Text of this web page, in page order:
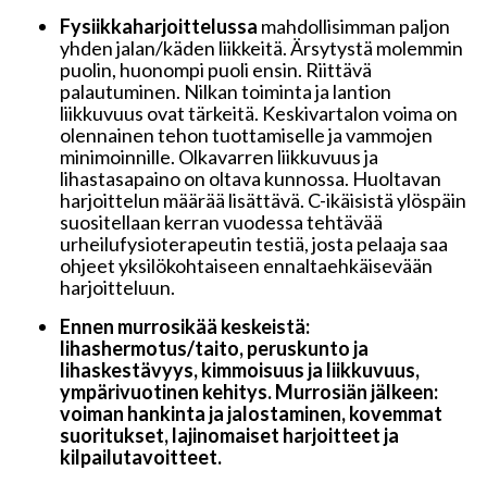
Fysiikkaharjoittelussa mahdollisimman paljon
yhden jalan/käden liikkeitä. Ärsytystä molemmin
puolin, huonompi puoli ensin. Riittävä
palautuminen. Nilkan toiminta ja lantion
liikkuvuus ovat tärkeitä. Keskivartalon voima on
olennainen tehon tuottamiselle ja vammojen
minimoinnille. Olkavarren liikkuvuus ja
lihastasapaino on oltava kunnossa. Huoltavan
harjoittelun määrää lisättävä. C-ikäisistä ylöspäin
suositellaan kerran vuodessa tehtävää
urheilufysioterapeutin testiä, josta pelaaja saa
ohjeet yksilökohtaiseen ennaltaehkäisevään
harjoitteluun.
Ennen murrosikää keskeistä:
lihashermotus/taito, peruskunto ja
lihaskestävyys, kimmoisuus ja liikkuvuus,
ympärivuotinen kehitys. Murrosiän jälkeen:
voiman hankinta ja jalostaminen, kovemmat
suoritukset, lajinomaiset harjoitteet ja
kilpailutavoitteet.